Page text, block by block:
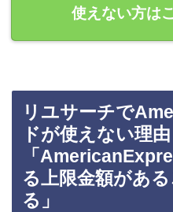
使えない方は
リユサーチで
ドが使えない理由
「
る上限金額があ
る」